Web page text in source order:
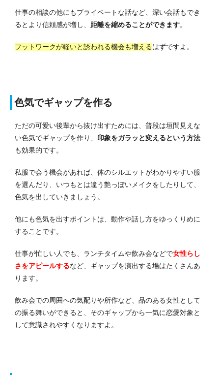
仕事の相談の他にもプライベートな話など、深い会話もでき
るとより信頼感が増し、 距離を縮めることができます。
フットワークが軽いと誘われる機会も増えるはずですよ。
色気でギャップを作る
ただの可愛い後輩から抜け出すためには、普段は垣間見えな
い色気でギャップを作り、 印象をガラッと変えるという方法
も効果的です。
私服で会う機会があれば、体のシルエットがわかりやすい服
を選んだり、いつもとは違う艶っぽいメイクをしたりして、
色気を出していきましょう。
他にも色気を出すポイントは、動作や話し方をゆっくりめに
することです。
仕事が忙しい人でも、ランチタイムや飲み会などで女性らし
さをアピールするなど、ギャップを演出する場はたくさんあ
ります。
飲み会での周囲への気配りや所作など、品のある女性として
の振る舞いができると、そのギャップから一気に恋愛対象と
して意識されやすくなりますよ。